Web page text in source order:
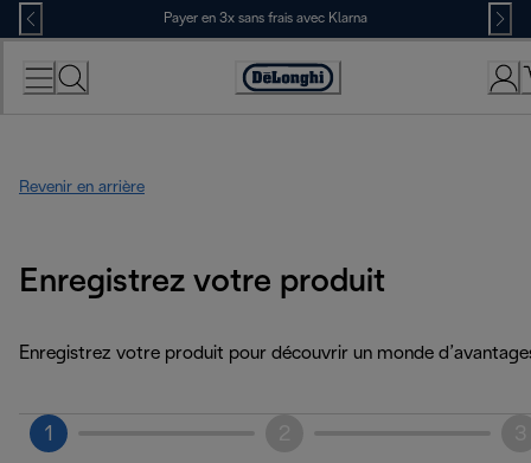
Skip
to
Content
Payer en 3x sans frais avec Klarna
Déclaration
Revenir en arrière
Enregistrez votre produit
Enregistrez votre produit pour découvrir un monde
1